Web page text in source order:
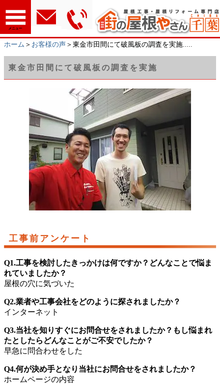
メニュー
ホーム ＞ お客様の声 ＞東金市田間にて破風板の調査を実施.....
東金市田間にて破風板の調査を実施
工事前アンケート
Q1.工事を検討したきっかけは何ですか？どんなことで悩ま
れていましたか？
屋根の穴に気づいた
Q2.業者や工事会社をどのように探されましたか？
インターネット
Q3.当社を知りすぐにお問合せをされましたか？もし悩まれ
たとしたらどんなことがご不安でしたか？
早急に問合わせをした
Q4.何が決め手となり当社にお問合せをされましたか？
ホームページの内容